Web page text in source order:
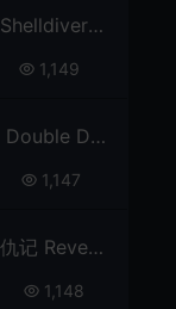
龟龟潜海记（Shelldiver）免安装中文版
1,149
《双截龙再临 Double Dragon Revive》RUNE中文版
1,147
《狂野星球复仇记 Revenge of the Savage Planet》RUNE中文版
1,148